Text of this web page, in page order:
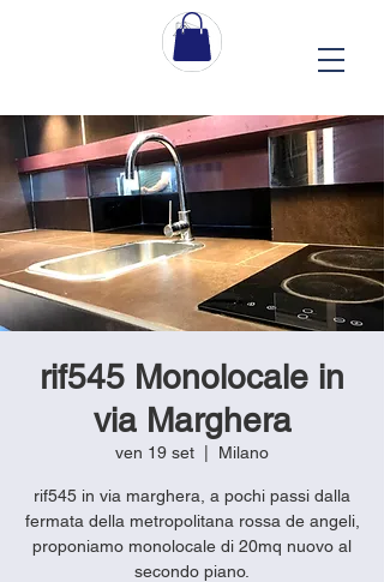
rif545 Monolocale in
via Marghera
ven 19 set Milano
rif545 in via marghera, a pochi passi dalla
fermata della metropolitana rossa de angeli,
proponiamo monolocale di 20mq nuovo al
secondo piano.